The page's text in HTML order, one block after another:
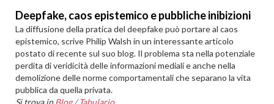
Deepfake, caos epistemico e pubbliche inibizioni
La diffusione della pratica del deepfake può portare al caos
epistemico, scrive Philip Walsh in un interessante articolo
postato di recente sul suo blog. Il problema sta nella potenziale
perdita di veridicità delle informazioni mediali e anche nella
demolizione delle norme comportamentali che separano la vita
pubblica da quella privata.
Si trova in Blog /Tabulario